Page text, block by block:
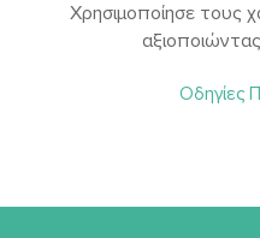
Χρησιμοποίησε τους
Οδηγίες